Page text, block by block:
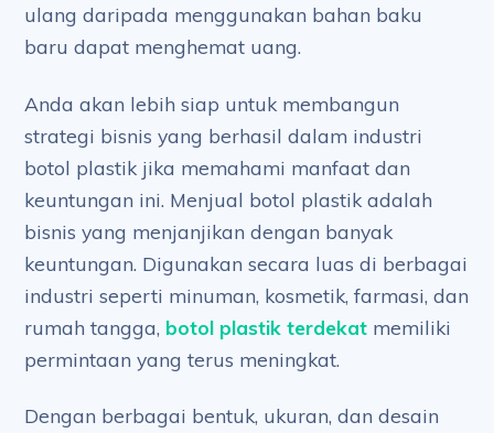
ulang daripada menggunakan bahan baku
baru dapat menghemat uang.
Anda akan lebih siap untuk membangun
strategi bisnis yang berhasil dalam industri
botol plastik jika memahami manfaat dan
keuntungan ini. Menjual botol plastik adalah
bisnis yang menjanjikan dengan banyak
keuntungan. Digunakan secara luas di berbagai
industri seperti minuman, kosmetik, farmasi, dan
rumah tangga, botol plastik terdekat memiliki
permintaan yang terus meningkat.
Dengan berbagai bentuk, ukuran, dan desain